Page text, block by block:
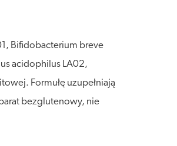
Bifidobacterium breve
acidophilus LA02,
Formułę uzupełniają
bezglutenowy, nie